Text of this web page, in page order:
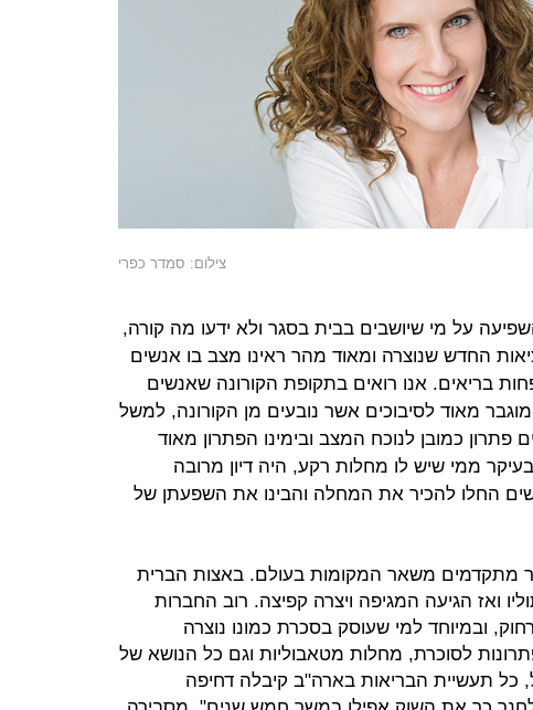
צילום: סמדר כפרי
על מי שיושבים בבית בסגר ולא ידעו מה קורה,
החדש שנוצרה ומאוד מהר ראינו מצב בו אנשים
בריאים. אנו רואים בתקופת הקורונה שאנשים
מאוד לסיבוכים אשר נובעים מן הקורונה, למשל
כמובן לנוכח המצב ובימינו הפתרון מאוד
ממי שיש לו מחלות רקע, היה דיון מרובה
החלו להכיר את המחלה והבינו את השפעתן של
מתקדמים משאר המקומות בעולם. באצות הברית
ואז הגיעה המגיפה ויצרה קפיצה. רוב החברות
ובמיוחד למי שעוסק בסכרת כמונו נוצרה
לסוכרת, מחלות מטאבוליות וגם כל הנושא של
כל תעשיית הבריאות בארה"ב קיבלה דחיפה